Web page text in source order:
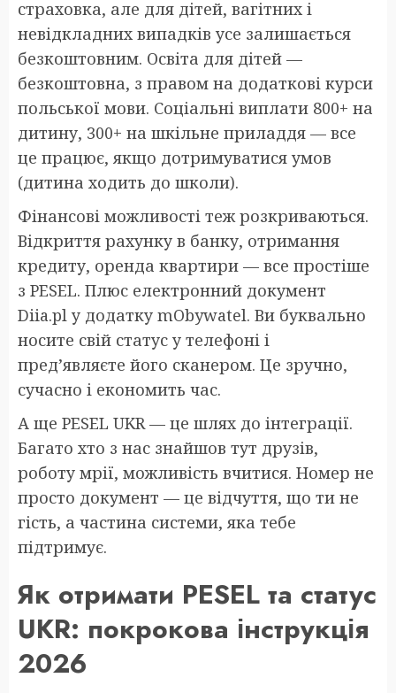
страховка, але для дітей, вагітних і
невідкладних випадків усе залишається
безкоштовним. Освіта для дітей —
безкоштовна, з правом на додаткові курси
польської мови. Соціальні виплати 800+ на
дитину, 300+ на шкільне приладдя — все
це працює, якщо дотримуватися умов
(дитина ходить до школи).
Фінансові можливості теж розкриваються.
Відкриття рахунку в банку, отримання
кредиту, оренда квартири — все простіше
з PESEL. Плюс електронний документ
Diia.pl у додатку mObywatel. Ви буквально
носите свій статус у телефоні і
пред’являєте його сканером. Це зручно,
сучасно і економить час.
А ще PESEL UKR — це шлях до інтеграції.
Багато хто з нас знайшов тут друзів,
роботу мрії, можливість вчитися. Номер не
просто документ — це відчуття, що ти не
гість, а частина системи, яка тебе
підтримує.
Як отримати PESEL та статус
UKR: покрокова інструкція
2026